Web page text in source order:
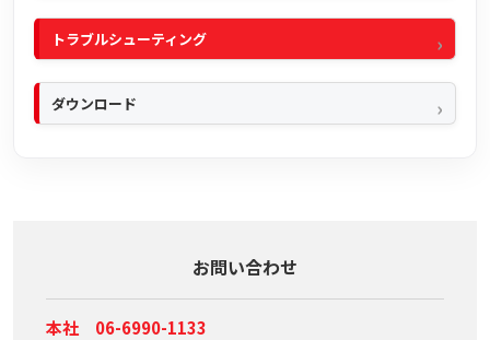
トラブルシューティング
ダウンロード
お問い合わせ
本社 06-6990-1133